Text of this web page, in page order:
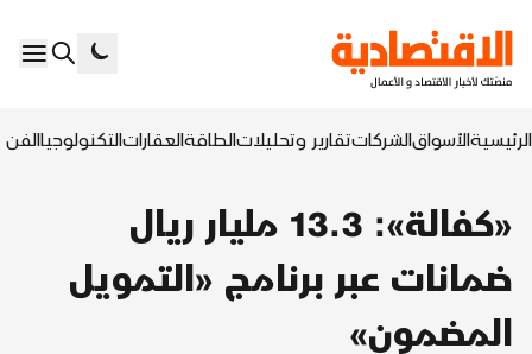
الرئيسيةالأسواقالشركاتتقارير وتحليلاتالطاقةالعقاراتالتكنولوجياالفن
«كفالة»: 13.3 مليار ريال
ضمانات عبر برنامج «التمويل
المضمون»